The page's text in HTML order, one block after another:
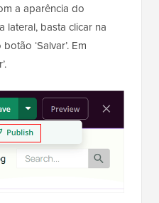
a aparência do
lateral, basta clicar na
‘Salvar’. Em